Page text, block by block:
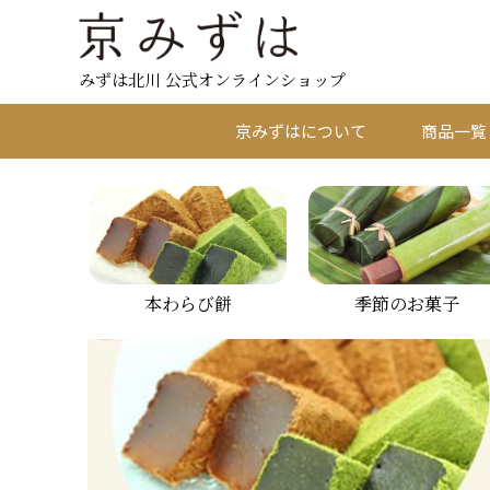
みずは北川 公式オンラインショップ
京みずはについて 商品一覧
本わらび餅 季節のお菓子